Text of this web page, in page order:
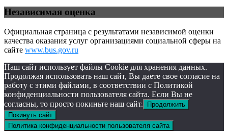
Независимая оценка
Официальная страница с результатами независимой оценки
качества оказания услуг организациями социальной сферы на
сайте www.bus.gov.ru
Наш сайт использует файлы Cookie для хранения данных.
Продолжая использовать наш сайт, Вы даете свое согласие на
работу с этими файлами, в соответствии с Политикой
конфиденциальности пользователя сайта. Если Вы не
согласны, то просто покиньте наш сайт.
Продолжить
Покинуть сайт
Политика конфиденциальности пользователя сайта